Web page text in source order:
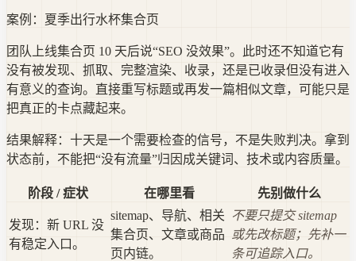
案例：夏季出行水杯集合页
团队上线集合页 10 天后说“SEO 没效果”。此时还不知道它有
没有被发现、抓取、完整渲染、收录，还是已收录但没有进入
有意义的查询。直接重写标题或再发一篇相似文章，可能只是
把真正的卡点藏起来。
结果解释：十天是一个需要检查的信号，不是失败判决。拿到
状态前，不能把“没有流量”归因成关键词、技术或内容质量。
阶段 / 症状 在哪里看 先别做什么
发现：新 URL 没
有稳定入口。
sitemap、导航、相关
集合页、文章或商品
页内链。
不要只提交 sitemap
或先改标题；先补一
条可追踪入口。